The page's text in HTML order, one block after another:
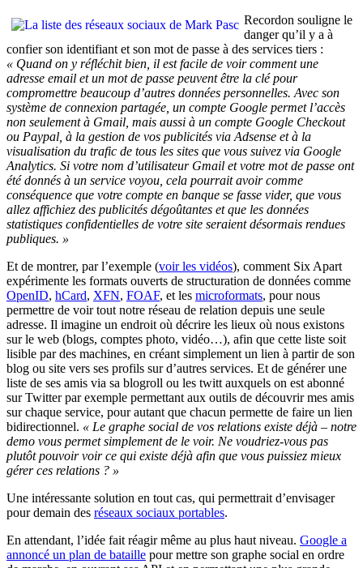
Recordon souligne le
danger qu’il y a à
confier son identifiant et son mot de passe à des services tiers :
« Quand on y réfléchit bien, il est facile de voir comment une
adresse email et un mot de passe peuvent être la clé pour
compromettre beaucoup d’autres données personnelles. Avec son
système de connexion partagée, un compte Google permet l’accès
non seulement à Gmail, mais aussi à un compte Google Checkout
ou Paypal, à la gestion de vos publicités via Adsense et à la
visualisation du trafic de tous les sites que vous suivez via Google
Analytics. Si votre nom d’utilisateur Gmail et votre mot de passe ont
été donnés à un service voyou, cela pourrait avoir comme
conséquence que votre compte en banque se fasse vider, que vous
allez affichiez des publicités dégoûtantes et que les données
statistiques confidentielles de votre site seraient désormais rendues
publiques. »
Et de montrer, par l’exemple (voir les vidéos), comment Six Apart
expérimente les formats ouverts de structuration de données comme
OpenID, hCard, XFN, FOAF, et les microformats, pour nous
permettre de voir tout notre réseau de relation depuis une seule
adresse. Il imagine un endroit où décrire les lieux où nous existons
sur le web (blogs, comptes photo, vidéo…), afin que cette liste soit
lisible par des machines, en créant simplement un lien à partir de son
blog ou site vers ses profils sur d’autres services. Et de générer une
liste de ses amis via sa blogroll ou les twitt auxquels on est abonné
sur Twitter par exemple permettant aux outils de découvrir mes amis
sur chaque service, pour autant que chacun permette de faire un lien
bidirectionnel. « Le graphe social de vos relations existe déjà – notre
demo vous permet simplement de le voir. Ne voudriez-vous pas
plutôt pouvoir voir ce qui existe déjà afin que vous puissiez mieux
gérer ces relations ? »
Une intéressante solution en tout cas, qui permettrait d’envisager
pour demain des réseaux sociaux portables.
En attendant, l’idée fait réagir même au plus haut niveau. Google a
annoncé un plan de bataille pour mettre son graphe social en ordre